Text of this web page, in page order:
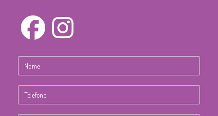
em
uma
aba
em